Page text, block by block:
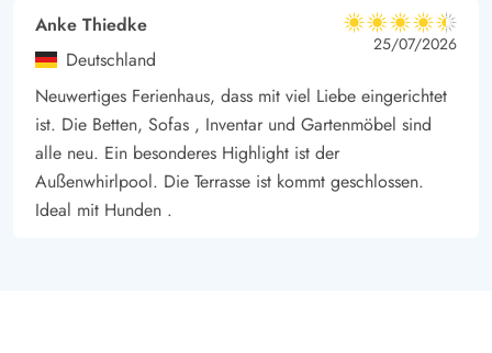
Anke Thiedke
Deutschland
4.5 von 5
4.5 von 5
4.5 out of 5
25/07/2026
Neuwertiges Ferienhaus, dass mit viel Liebe eingerichtet
ist. Die Betten, Sofas , Inventar und Gartenmöbel sind
alle neu. Ein besonderes Highlight ist der
Außenwhirlpool. Die Terrasse ist kommt geschlossen.
Ideal mit Hunden .